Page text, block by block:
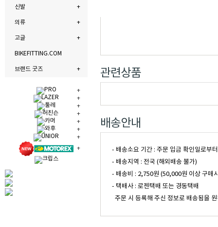
신발
의류
고글
BIKEFITTING.COM
브랜드 굿즈 관련상품
배송안내
- 배송소요 기간 : 주문 입금 확인일로부
- 배송지역 : 전국 (해외배송 불가)
- 배송비 : 2,750원 (50,000원 이상 구매
- 택배사 : 로젠택배 또는 경동택배
주문 시 등록해 주신 정보로 배송됨을